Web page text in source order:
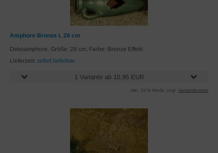
Amphore Bronze L 28 cm
Dekoamphore. Größe: 28 cm, Farbe: Bronze Effekt
Lieferzeit: sofort lieferbar
1 Variante ab 10,95 EUR
inkl. 19 % MwSt. zzgl. Versandkosten